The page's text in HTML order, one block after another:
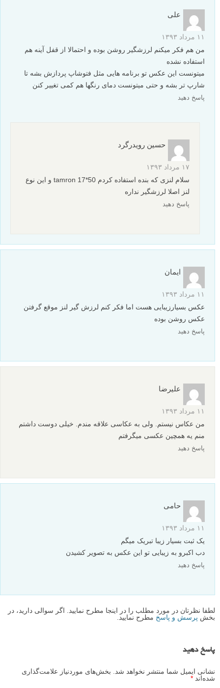
علی
۱۱ مرداد ۱۳۹۳
من هم فکر میکنم لرزشگیر روشن بوده و احتمالا از قفل آینه هم
استفاده نشده
میتونست این عکس تو برنامه هایی مثل فتوشاپ پردازش بشه تا
شارپ تر بشه و حتی میتونست دمای رنگها هم کمی تغییر کنن
پاسخ دهید
حسین رویدرگرد
۱۷ مرداد ۱۳۹۳
سلام لنزی که بنده استفاده کردم tamron 17*50 و این نوع
لنز اصلا لرزشگیر نداره
پاسخ دهید
ایمان
۱۱ مرداد ۱۳۹۳
عکس بسیارزیبایی هست اما فکر کنم لرزش گیر لنز موقع گرفتن
عکس روشن بوده
پاسخ دهید
علیرضا
۱۱ مرداد ۱۳۹۳
من عکاس نیستم. ولی به عکاسی علاقه مندم. خیلی دوست داشتم
منم یه همچین عکسی میگرفتم
پاسخ دهید
حامی
۱۱ مرداد ۱۳۹۳
یک ثبت بسیار زیبا تبریک میگم
دب اکبرو به زیبایی تو این عکس به تصویر کشیدن
پاسخ دهید
لطفا نظرتان در مورد مطلب را در اینجا مطرح نمایید. اگر سوالی دارید، در
بخش پرسش و پاسخ مطرح نمایید.
پاسخ دهید
نشانی ایمیل شما منتشر نخواهد شد.
بخش‌های موردنیاز علامت‌گذاری
شده‌اند *